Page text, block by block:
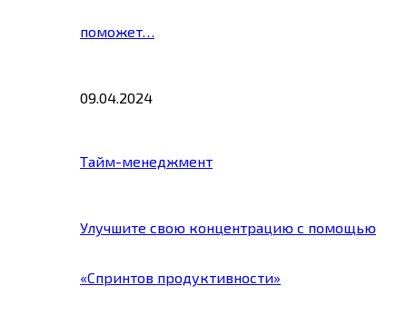
поможет…
09.04.2024
Тайм-менеджмент
Улучшите свою концентрацию с помощью
«Спринтов продуктивности»